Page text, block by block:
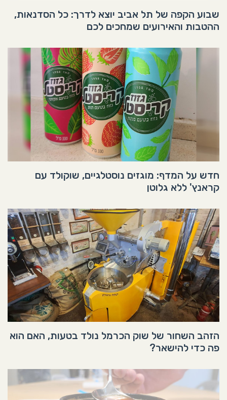
שבוע הקפה של תל אביב יוצא לדרך: כל הסדנאות,
ההטבות והאירועים שמחכים לכם
חדש על המדף: מוגזים נוסטלגיים, שוקולד עם
קראנץ' ללא גלוטן
הזהב השחור של שוק הכרמל נולד בטעות, האם הוא
פה כדי להישאר?